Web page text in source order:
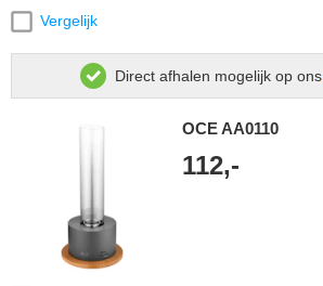
Vergelijk
Direct afhalen mogelijk op ons
OCE AA0110
112,-